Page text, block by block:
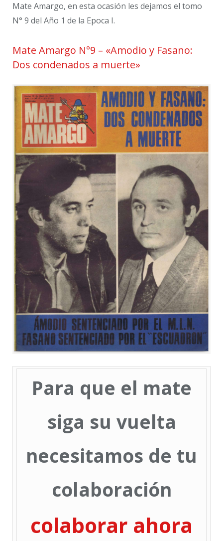
Mate Amargo, en esta ocasión les dejamos el tomo
N° 9 del Año 1 de la Epoca I.
Mate Amargo N°9 – «Amodio y Fasano:
Dos condenados a muerte»
Para que el mate
siga su vuelta
necesitamos de tu
colaboración
colaborar ahora